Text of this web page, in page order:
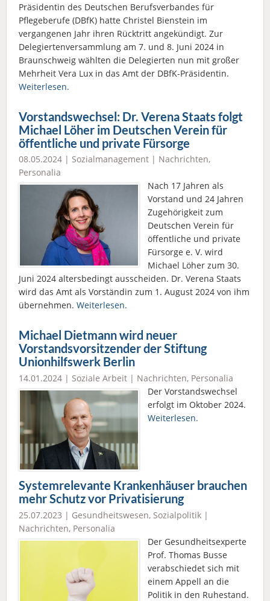
Präsidentin des Deutschen Berufsverbandes für
Pflegeberufe (DBfK) hatte Christel Bienstein im
vergangenen Jahr ihren Rücktritt angekündigt. Zur
Delegiertenversammlung am 7. und 8. Juni 2024 in
Braunschweig wählten die Delegierten nun mit großer
Mehrheit Vera Lux in das Amt der DBfK-Präsidentin.
Weiterlesen.
Vorstandswechsel: Dr. Verena Staats folgt
Michael Löher im Deutschen Verein für
öffentliche und private Fürsorge
08.05.2024 | Sozialmanagement | Nachrichten,
Personalia
Nach 17 Jahren als
Vorstand und 24 Jahren
Zugehörigkeit zum
Deutschen Verein für
öffentliche und private
Fürsorge e. V. wird
Michael Löher zum 30.
Juni 2024 altersbedingt ausscheiden. Dr. Verena Staats
wird das Amt als Vorständin zum 1. August 2024 von ihm
übernehmen. Weiterlesen.
Michael Dietmann wird neuer
Vorstandsvorsitzender der Stiftung
Unionhilfswerk Berlin
14.01.2024 | Soziale Arbeit | Nachrichten, Personalia
Der Vorstandswechsel
erfolgt im Oktober 2024.
Weiterlesen.
Systemrelevante Krankenhäuser brauchen
mehr Schutz vor Privatisierung
25.07.2023 | Gesundheitswesen, Sozialpolitik |
Nachrichten, Personalia
Der Gesundheitsexperte
Prof. Thomas Busse
verabschiedet sich mit
einem Appell an die
Politik in den Ruhestand.